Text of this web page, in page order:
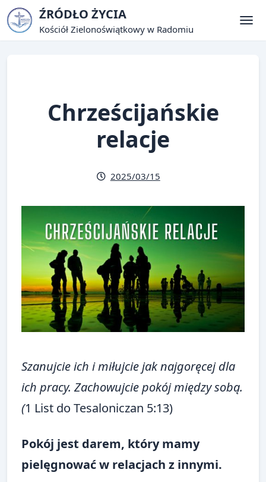
Skip
to
ŹRÓDŁO ŻYCIA
Kościół Zielonoświątkowy w Radomiu
Chrześcijańskie
relacje
2025/03/15
Szanujcie ich i miłujcie jak najgoręcej dla
ich pracy. Zachowujcie pokój między sobą.
(1 List do Tesaloniczan 5:13)
Pokój jest darem, który mamy
pielęgnować w relacjach z innymi.